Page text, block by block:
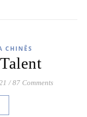
CHINÊS
/ 87 Comments